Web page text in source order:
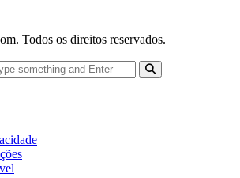
Todos os direitos reservados.